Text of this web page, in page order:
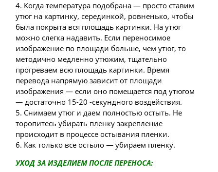
4. Когда температура подобрана — просто ставим
утюг на картинку, серединкой, ровненько, чтобы
была покрыта вся площадь картинки. На утюг
можно слегка надавить. Если переносимое
изображение по площади больше, чем утюг, то
методично медленно утюжим, тщательно
прогреваем всю площадь картинки. Время
перевода напрямую зависит от площади
изображения — если оно помещается под утюгом
— достаточно 15-20 -секундного воздействия.
5. Снимаем утюг и даем полностью остыть. Не
торопитесь убирать пленку закрепление
происходит в процессе остывания пленки.
6. Как только все остыло — убираем пленку.
УХОД ЗА ИЗДЕЛИЕМ ПОСЛЕ ПЕРЕНОСА: